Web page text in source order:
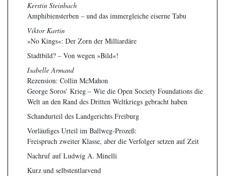
Kerstin Steinbach
Amphibiensterben – und das immergleiche eiserne Tabu
Viktor Kartin
»No Kings«: Der Zorn der Milliardäre
Stadtbild? – Von wegen »Bild«!
Isabelle Armand
Rezension: Collin McMahon
George Soros’ Krieg – Wie die Open Society Foundations die
Welt an den Rand des Dritten Weltkriegs gebracht haben
Schandurteil des Landgerichts Freiburg
Vorläufiges Urteil im Ballweg-Prozeß:
Freispruch zweiter Klasse, aber die Verfolger setzen auf Zeit
Nachruf auf Ludwig A. Minelli
Kurz und selbstentlarvend